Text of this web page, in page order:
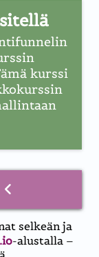
kurssi
selkeän ja
-alustalla –